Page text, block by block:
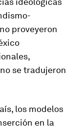
proveyeron
se tradujeron
los modelos
en la